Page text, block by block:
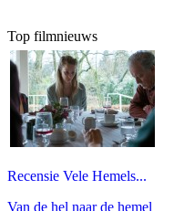
Top filmnieuws
Recensie Vele Hemels...
Van de hel naar de hemel